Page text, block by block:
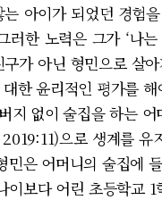
는 아이가 되었던 경험
러한 노력은 그가 ‘나
가 아닌 형민으로 살
한 윤리적인 평가를
지 없이 술집을 하는
으로 생계를
민은 어머니의 술집에
이보다 어린 초등학교